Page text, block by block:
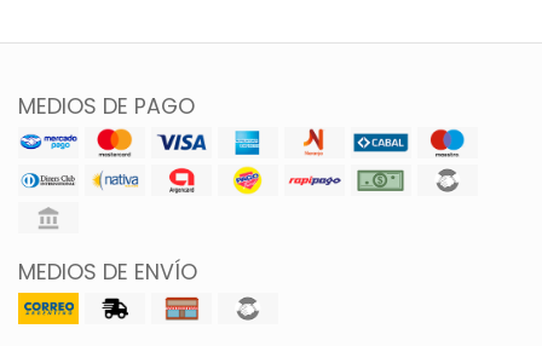
MEDIOS DE PAGO
MEDIOS DE ENVÍO